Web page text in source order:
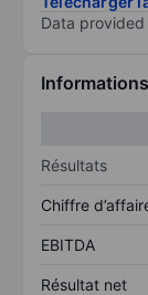
Data provided
Résultats
Chiffre
EBITDA
Résultat net